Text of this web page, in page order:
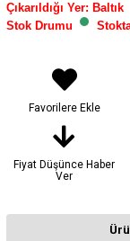
Çıkarıldığı Yer: Baltık
Stok Drumu
Favorilere Ekle
Fiyat Düşünce Haber
Ver